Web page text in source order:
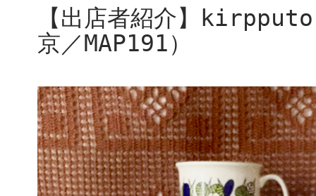
【出店者紹介】
京／MAP191）